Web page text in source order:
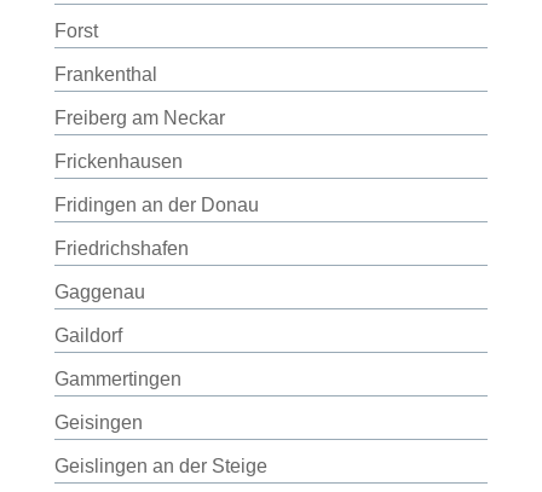
Forst
Frankenthal
Freiberg am Neckar
Frickenhausen
Fridingen an der Donau
Friedrichshafen
Gaggenau
Gaildorf
Gammertingen
Geisingen
Geislingen an der Steige